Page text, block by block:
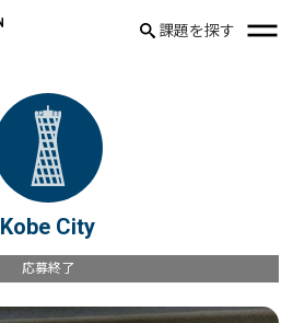
課題を探す
Kobe City
応募終了